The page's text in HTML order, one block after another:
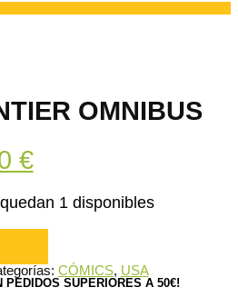
OMNIBUS
€.
€El
precio
actual
es:
26,60 €.
1 disponibles
CÓMICS, USA
PEDIDOS SUPERIORES A 50€!